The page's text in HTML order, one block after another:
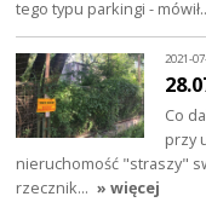
tego typu parkingi -
2021-
Co
przy
nieruchomość "straszy"
rzecznik… » więcej